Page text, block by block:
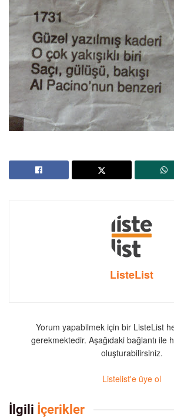
ListeList
Yorum yapabilmek için bir ListeList
gerekmektedir. Aşağıdaki bağlantı ile
oluşturabilirsiniz.
Listelist'e üye ol
İlgili İçerikler